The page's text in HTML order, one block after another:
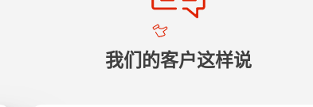
我们的客户这样说